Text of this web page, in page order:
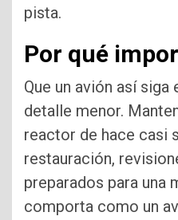
pista.
Por qué
Que un avión así siga
detalle menor.
reactor de hace casi
restauración,
preparados para una
comporta como un